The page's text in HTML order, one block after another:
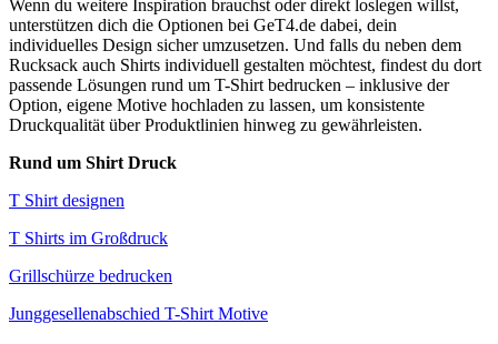
Wenn du weitere Inspiration brauchst oder direkt loslegen willst,
unterstützen dich die Optionen bei GeT4.de dabei, dein
individuelles Design sicher umzusetzen. Und falls du neben dem
Rucksack auch Shirts individuell gestalten möchtest, findest du dort
passende Lösungen rund um T-Shirt bedrucken – inklusive der
Option, eigene Motive hochladen zu lassen, um konsistente
Druckqualität über Produktlinien hinweg zu gewährleisten.
Rund um Shirt Druck
T Shirt designen
T Shirts im Großdruck
Grillschürze bedrucken
Junggesellenabschied T-Shirt Motive